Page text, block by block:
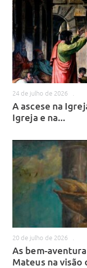
24 de julho de 2026
A ascese na
Igreja e na...
20 de julho de 2026
As bem-
Mateus na visão